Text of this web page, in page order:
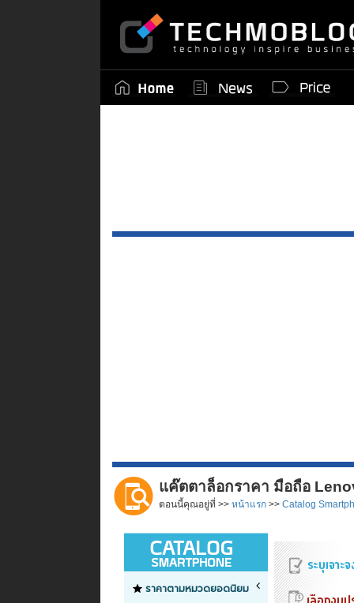
แค๊ตตาล็อกราคา มือถือ
ตอนนี้คุณอยู่ที่ >> หน้าแรก >> Catalog
ราคาตามหมวดยอดนิยม